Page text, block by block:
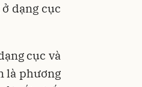
dạng cục
cục và
là phương